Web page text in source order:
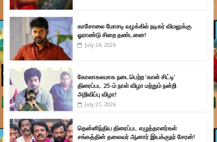
காசோலை மோசடி வழக்கில் நடிகர் விமலுக்கு
ஓராண்டு சிறை தண்டனை!
July 24, 2026
கோலாகலமாக நடைபெற்ற ‘கான் சிட்டி’
திரைப்பட 25-ம் நாள் விழா மற்றும் நன்றி
அறிவிப்பு விழா!
July 21, 2026
தென்னிந்திய திரைப்பட எழுத்தாளர்கள்
சங்கத்தின் தலைவர் ஆனார் இயக்குநர் சேரன்!